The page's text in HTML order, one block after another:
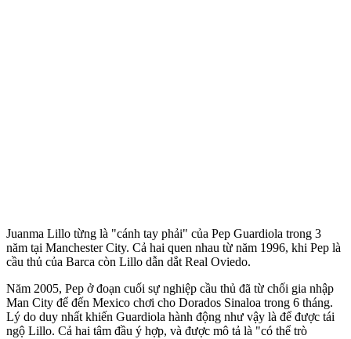
Juanma Lillo từng là "cánh tay phải" của Pep Guardiola trong 3
năm tại Manchester City. Cả hai quen nhau từ năm 1996, khi Pep là
cầu thủ của Barca còn Lillo dẫn dắt Real Oviedo.
Năm 2005, Pep ở đoạn cuối sự nghiệp cầu thủ đã từ chối gia nhập
Man City để đến Mexico chơi cho Dorados Sinaloa trong 6 tháng.
Lý do duy nhất khiến Guardiola hành động như vậy là để được tái
ngộ Lillo. Cả hai tâm đầu ý hợp, và được mô tả là "có thể trò